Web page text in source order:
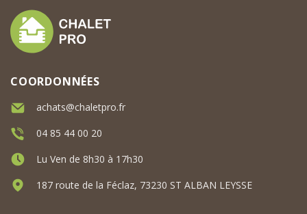
COORDONNÉES
achats@chaletpro.fr
04 85 44 00 20
Lu Ven de 8h30 à 17h30
187 route de la Féclaz, 73230 ST ALBAN LEYSSE